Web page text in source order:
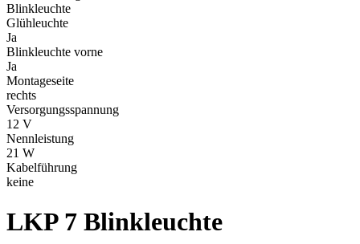
Blinkleuchte
Glühleuchte
Ja
Blinkleuchte vorne
Ja
Montageseite
rechts
Versorgungsspannung
12 V
Nennleistung
21 W
Kabelführung
keine
LKP 7 Blinkleuchte